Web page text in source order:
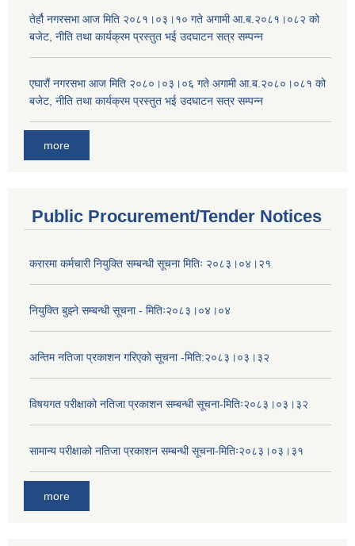
तेर्हौ नगरसभा आज मिति २०८१।०३।१० गते अगामी आ.ब.२०८१।०८२ को
बजेट, नीति तथा कार्यक्रम प्रस्तुत भई उदघाटन सत्र सम्पन्न
एघारौं नगरसभा आज मिति २०८०।०३।०६ गते अगामी आ.ब.२०८०।०८१ को
बजेट, नीति तथा कार्यक्रम प्रस्तुत भई उदघाटन सत्र सम्पन्न
more
Public Procurement/Tender Notices
करारमा कर्मचारी नियुक्ति सम्बन्धी सूचना मितिः २०८३।०४।२१
नियुक्ति बुझ्ने सम्बन्धी सूचना - मितिः२०८३।०४।०४
अन्तिम नतिजा प्रकाशन गरिएको सूचना -मिति:२०८३।०३।३२
विषयगत परीक्षाको नतिजा प्रकाशन सम्बन्धी सूचना-मितिः२०८३।०३।३२
सामान्य परीक्षाको नतिजा प्रकाशन सम्बन्धी सूचना-मितिः२०८३।०३।३१
more